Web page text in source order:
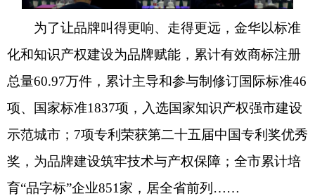
为了让品牌叫得更响、走得更远，金华以标准
化和知识产权建设为品牌赋能，累计有效商标注册
总量60.97万件，累计主导和参与制修订国际标准46
项、国家标准1837项，入选国家知识产权强市建设
示范城市；7项专利荣获第二十五届中国专利奖优秀
奖，为品牌建设筑牢技术与产权保障；全市累计培
育“品字标”企业851家，居全省前列……